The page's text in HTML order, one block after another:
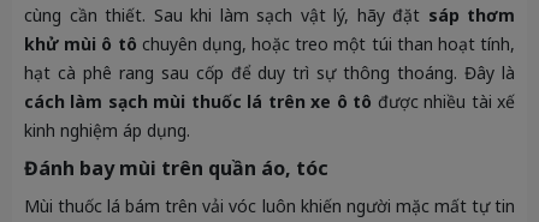
cùng cần thiết. Sau khi làm sạch vật lý, hãy đặt sáp thơm
khử mùi ô tô chuyên dụng, hoặc treo một túi than hoạt tính,
hạt cà phê rang sau cốp để duy trì sự thông thoáng. Đây là
cách làm sạch mùi thuốc lá trên xe ô tô được nhiều tài xế
kinh nghiệm áp dụng.
Đánh bay mùi trên quần áo, tóc
Mùi thuốc lá bám trên vải vóc luôn khiến người mặc mất tự tin